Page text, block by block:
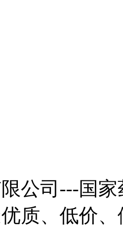
公司---国
质、低价